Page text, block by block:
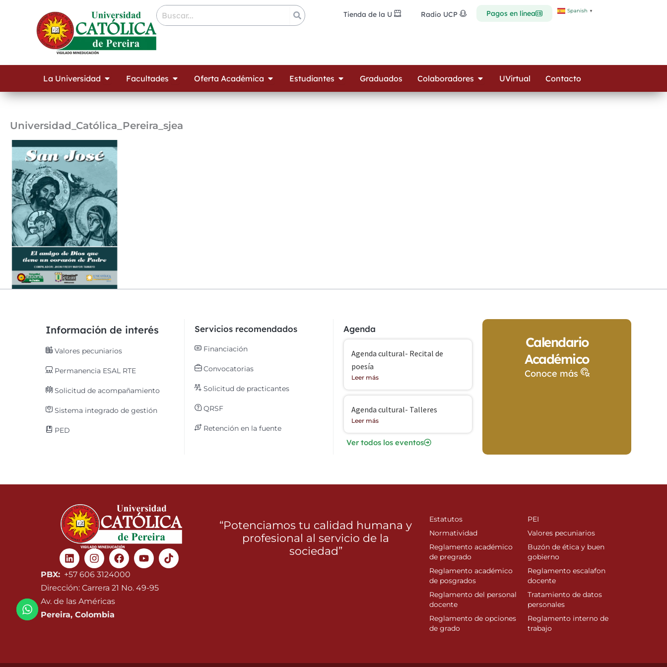
Tienda de la U Radio UCP Pagos en línea Spanish ▼
La Universidad Open La Universidad
Facultades Open Facultades
Oferta Académica Open Oferta Académica
Estudiantes Open Estudiantes
Graduados Colaboradores Open Colaboradores
UVirtual Contacto
Universidad_Católica_Pereira_sjea
Información de interés
Valores pecuniarios
Permanencia ESAL RTE
Solicitud de acompañamiento
Sistema integrado de gestión
PED
Servicios recomendados
Financiación
Convocatorias
Solicitud de practicantes
QRSF
Retención en la fuente
Agenda
Agenda cultural- Recital de
poesía
Leer más
Agenda cultural- Talleres
Leer más
Ver todos los eventos
Calendario
Académico
Conoce más
LinkedinInstagram
Facebook
Youtube
PBX: +57 606 3124000
Dirección: Carrera 21 No. 49-95
Av. de las Américas
Pereira, Colombia
“Potenciamos tu calidad humana y
profesional al servicio de la
sociedad”
Estatutos
Normatividad
Reglamento académico
de pregrado
Reglamento académico
de posgrados
Reglamento del personal
docente
Reglamento de opciones
de grado
PEI
Valores pecuniarios
Buzón de ética y buen
gobierno
Reglamento escalafon
docente
Tratamiento de datos
personales
Reglamento interno de
trabajo